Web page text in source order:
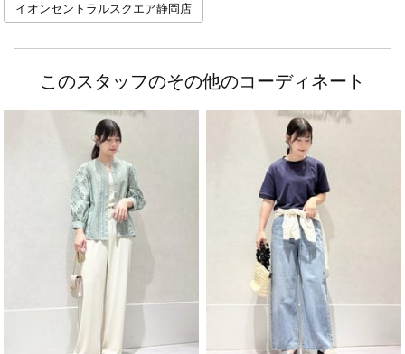
イオンセントラルスクエア静岡店
このスタッフのその他のコーディネート